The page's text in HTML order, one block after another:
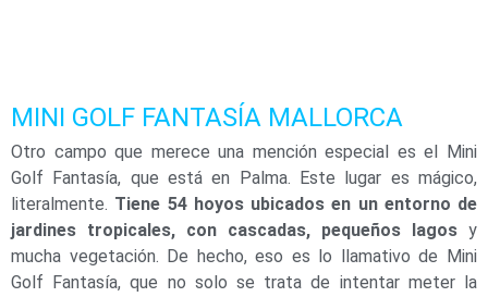
MINI GOLF FANTASÍA MALLORCA
Otro campo que merece una mención especial es el Mini
Golf Fantasía, que está en Palma. Este lugar es mágico,
literalmente. Tiene 54 hoyos ubicados en un entorno de
jardines tropicales, con cascadas, pequeños lagos y
mucha vegetación. De hecho, eso es lo llamativo de Mini
Golf Fantasía, que no solo se trata de intentar meter la